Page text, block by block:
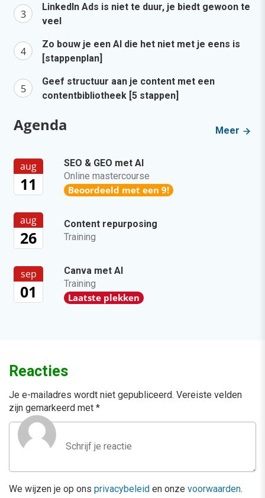
LinkedIn Ads is niet te duur, je biedt gewoon te
veel
Zo bouw je een AI die het niet met je eens is
[stappenplan]
Geef structuur aan je content met een
contentbibliotheek [5 stappen]
Agenda Meer
aug
11
SEO & GEO met AI
Online mastercourse
Beoordeeld met een 9!
aug
26
Content repurposing
Training
sep
01
Canva met AI
Training
Laatste plekken
Reacties
Je e-mailadres wordt niet gepubliceerd. Vereiste velden
zijn gemarkeerd met *
We wijzen je op ons privacybeleid en onze voorwaarden.